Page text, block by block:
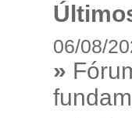
06/08/
»